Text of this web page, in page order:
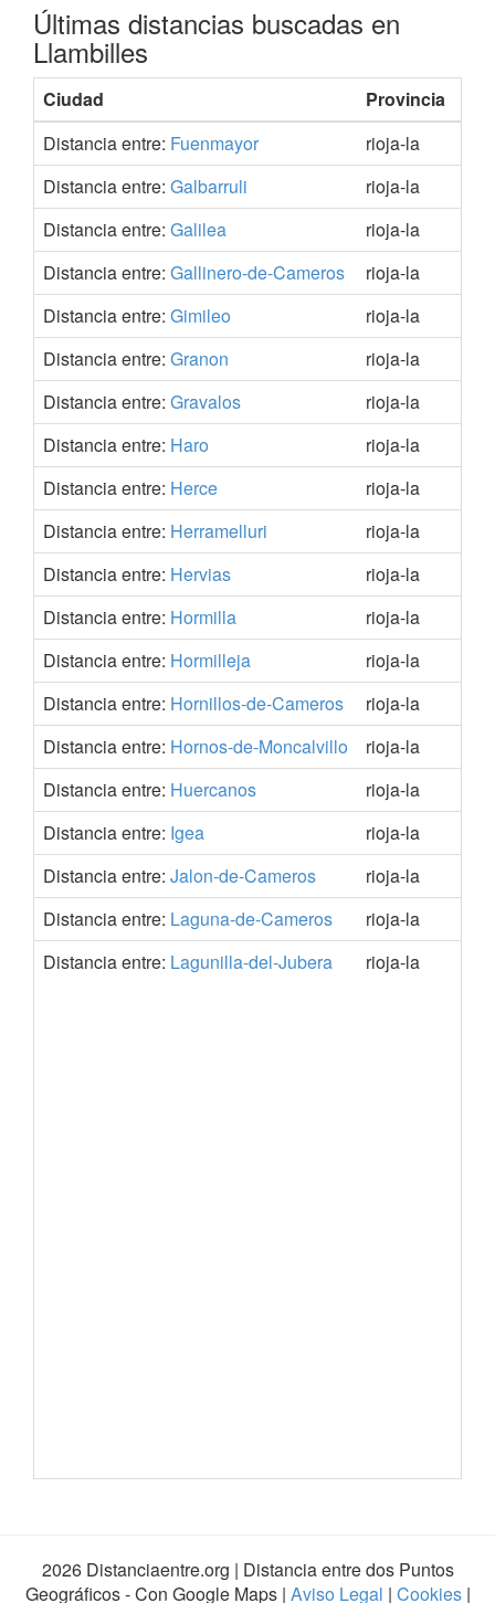
Últimas distancias buscadas en
Llambilles
Ciudad Provincia
Distancia entre: Fuenmayor rioja-la
Distancia entre: Galbarruli rioja-la
Distancia entre: Galilea rioja-la
Distancia entre: Gallinero-de-Cameros rioja-la
Distancia entre: Gimileo rioja-la
Distancia entre: Granon rioja-la
Distancia entre: Gravalos rioja-la
Distancia entre: Haro rioja-la
Distancia entre: Herce rioja-la
Distancia entre: Herramelluri rioja-la
Distancia entre: Hervias rioja-la
Distancia entre: Hormilla rioja-la
Distancia entre: Hormilleja rioja-la
Distancia entre: Hornillos-de-Cameros rioja-la
Distancia entre: Hornos-de-Moncalvillo rioja-la
Distancia entre: Huercanos rioja-la
Distancia entre: Igea rioja-la
Distancia entre: Jalon-de-Cameros rioja-la
Distancia entre: Laguna-de-Cameros rioja-la
Distancia entre: Lagunilla-del-Jubera rioja-la
2026 Distanciaentre.org | Distancia entre dos Puntos
Geográficos - Con Google Maps | Aviso Legal | Cookies|